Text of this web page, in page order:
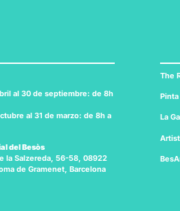
al 30 de septiembre: de 8h
al 31 de marzo: de 8h a
del Besòs
la Salzereda, 56-58, 08922
de Gramenet, Barcelona
The
La